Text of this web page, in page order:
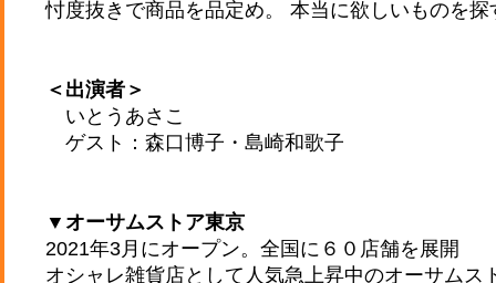
忖度抜きで商品を品定め。 本当に欲しいものを
＜出演者＞
いとうあさこ
ゲスト：森口博子・島崎和歌子
▼オーサムストア東京
2021年3月にオープン。全国に６０店舗を展開
オシャレ雑貨店として人気急上昇中のオーサムス